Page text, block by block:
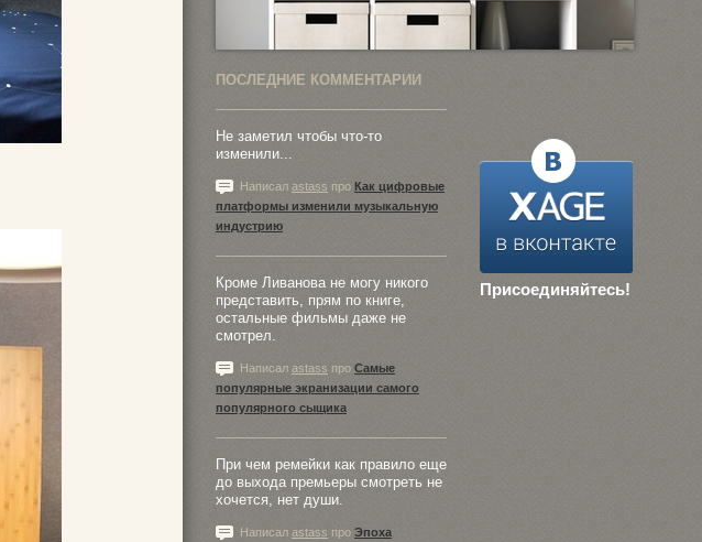
ПОСЛЕДНИЕ КОММЕНТАРИИ
Присоединяйтесь!
Не заметил чтобы что-то
изменили...
Написал astass про Как цифровые
платформы изменили музыкальную
индустрию
Кроме Ливанова не могу никого
представить, прям по книге,
остальные фильмы даже не
смотрел.
Написал astass про Самые
популярные экранизации самого
популярного сыщика
При чем ремейки как правило еще
до выхода премьеры смотреть не
хочется, нет души.
Написал astass про Эпоха